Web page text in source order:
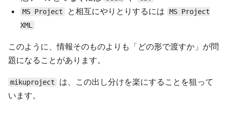
MS Project
と相互にやりとりするには
MS Project
XML
このように、情報そのものよりも「どの形で渡すか」が問
題になることがあります。
mikuproject
は、この出し分けを楽にすることを狙って
います。